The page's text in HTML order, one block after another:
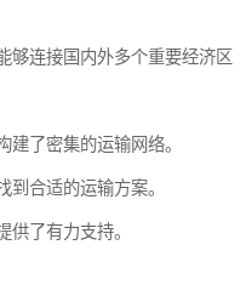
够连接国内外多个重要经济区
了密集的运输网络。
合适的运输方案。
了有力支持。